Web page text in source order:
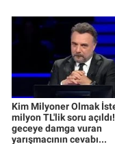
Kim Milyoner Olmak
milyon TL'lik soru
geceye damga vuran
yarışmacının cevabı...